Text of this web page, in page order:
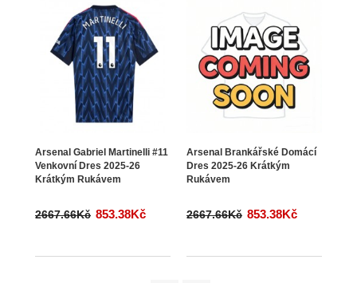
Arsenal Gabriel Martinelli #11
Venkovní Dres 2025-26
Krátkým Rukávem
2667.66Kč 853.38Kč
Arsenal Brankářské Domácí
Dres 2025-26 Krátkým
Rukávem
2667.66Kč 853.38Kč